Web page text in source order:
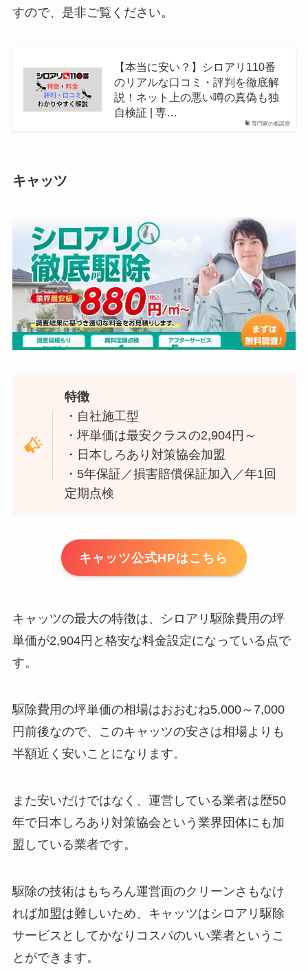
すので、是非ご覧ください。
専門家の相談室
【本当に安い？】シロアリ110番
のリアルな口コミ・評判を徹底解
説！ネット上の悪い噂の真偽も独
自検証 | 専…
キャッツ
特徴
・自社施工型
・坪単価は最安クラスの2,904円～
・日本しろあり対策協会加盟
・5年保証／損害賠償保証加入／年1回
定期点検
キャッツ公式HPはこちら
キャッツの最大の特徴は、シロアリ駆除費用の坪
単価が2,904円と格安な料金設定になっている点で
す。
駆除費用の坪単価の相場はおおむね5,000～7,000
円前後なので、このキャッツの安さは相場よりも
半額近く安いことになります。
また安いだけではなく、運営している業者は歴50
年で日本しろあり対策協会という業界団体にも加
盟している業者です。
駆除の技術はもちろん運営面のクリーンさもなけ
れば加盟は難しいため、キャッツはシロアリ駆除
サービスとしてかなりコスパのいい業者というこ
とができます。